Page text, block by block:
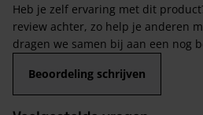
Heb je zelf ervaring met dit
review achter, zo help je anderen
dragen we samen bij aan een nog
Beoordeling schrijven